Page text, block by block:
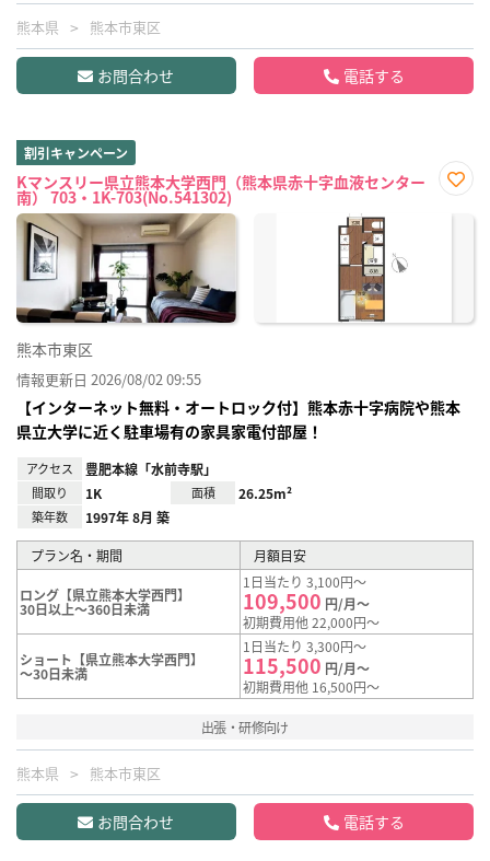
熊本県 熊本市東区
お問合わせ 電話する
割引キャンペーン
Kマンスリー県立熊本大学西門（熊本県赤十字血液センター
南） 703・1K-703(No.541302)
に入
熊本市東区
情報更新日 2026/08/02 09:55
【インターネット無料・オートロック付】熊本赤十字病院や熊本
県立大学に近く駐車場有の家具家電付部屋！
アクセス 豊肥本線「水前寺駅」
間取り 1K 面積 26.25m²
築年数 1997年 8月 築
プラン名・期間 月額目安
ロング【県立熊本大学西門】
30日以上～360日未満
1日当たり 3,100円～
109,500 円/月～
初期費用他 22,000円～
ショート【県立熊本大学西門】
～30日未満
1日当たり 3,300円～
115,500 円/月～
初期費用他 16,500円～
出張・研修向け
熊本県 熊本市東区
お問合わせ 電話する